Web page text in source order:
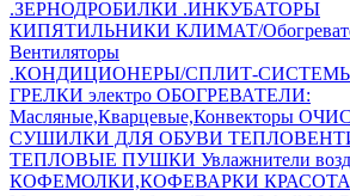
.ЗЕРНОДРОБИЛКИ .ИНКУБАТОРЫ
КИПЯТИЛЬНИКИ КЛИМАТ/
Вентиляторы
.КОНДИЦИОНЕРЫ/СПЛИТ-
ГРЕЛКИ электро ОБОГРЕВАТЕЛИ:
Масляные,Кварцевые,Конвекторы
СУШИЛКИ ДЛЯ ОБУВИ
ТЕПЛОВЫЕ ПУШКИ Увлажнители
КОФЕМОЛКИ,КОФЕВАРКИ